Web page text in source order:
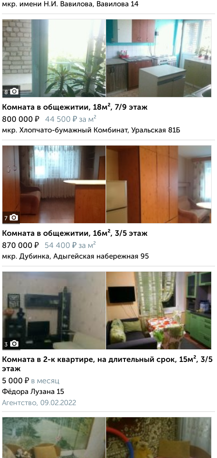
мкр. имени Н.И. Вавилова, Вавилова 14
8
Комната в общежитии, 18м², 7/9 этаж
800 000 ₽ 44 500 ₽ за м²
мкр. Хлопчато-бумажный Комбинат, Уральская 81Б
7
Комната в общежитии, 16м², 3/5 этаж
870 000 ₽ 54 400 ₽ за м²
мкр. Дубинка, Адыгейская набережная 95
3
Комната в 2-к квартире, на длительный срок, 15м², 3/5
этаж
5 000 ₽ в месяц
Фёдора Лузана 15
Агентство, 09.02.2022